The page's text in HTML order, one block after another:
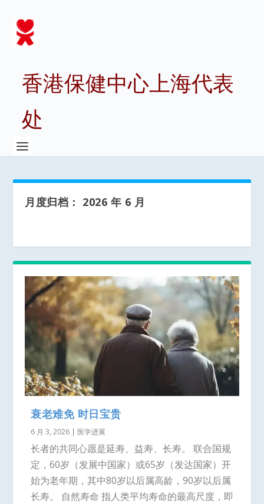
香港保健中心上海代表
处
月度归档： 2026 年 6 月
衰老难免 时日宝贵
6 月 3, 2026 |医学进展
长者的共同心愿是延寿、益寿、长寿。 联合国规
定，60岁（发展中国家）或65岁（发达国家）开
始为老年期，其中80岁以后属高龄，90岁以后属
长寿。 自然寿命 指人类平均寿命的最高尺度，即